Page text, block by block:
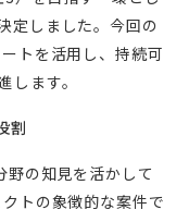
定しました。今回の
トを活用し、持続可
します。
割
の知見を活かして
トの象徴的な案件で